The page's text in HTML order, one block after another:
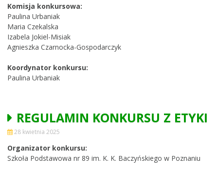
Komisja konkursowa:
Paulina Urbaniak
Maria Czekalska
Izabela Jokiel-Misiak
Agnieszka Czarnocka-Gospodarczyk
Koordynator konkursu:
Paulina Urbaniak
REGULAMIN KONKURSU Z ETYKI
28 kwietnia 2025
Organizator konkursu:
Szkoła Podstawowa nr 89 im. K. K. Baczyńskiego w Poznaniu